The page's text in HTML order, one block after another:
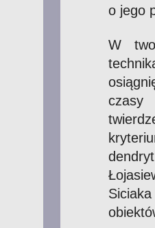
o jego
W
czasy